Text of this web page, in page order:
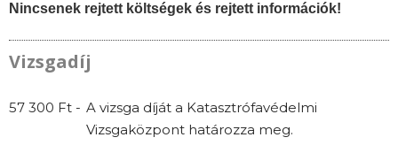
Nincsenek rejtett költségek és rejtett információk!
Vizsgadíj
57 300 Ft - A vizsga díját a Katasztrófavédelmi
Vizsgaközpont határozza meg.